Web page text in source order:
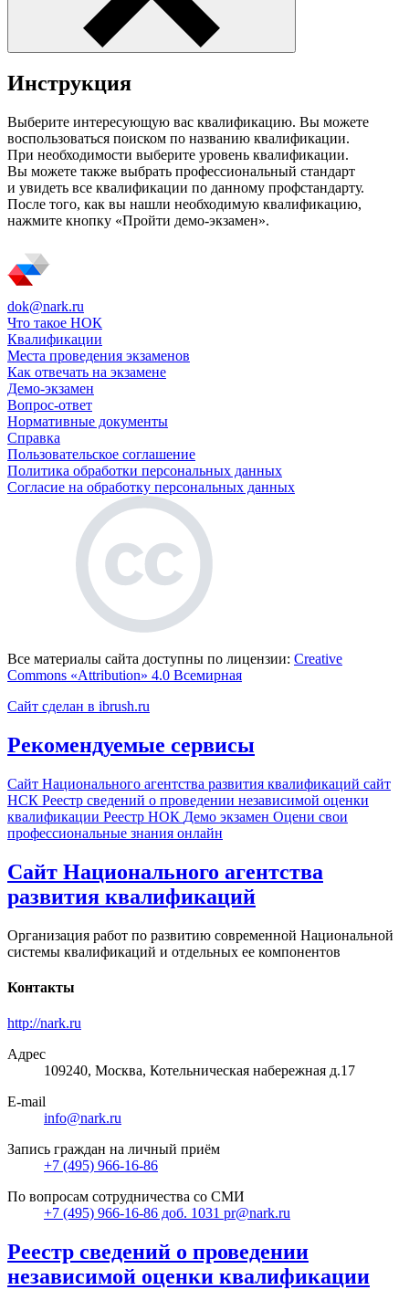
Инструкция
Выберите интересующую вас квалификацию. Вы можете
воспользоваться поиском по названию квалификации.
При необходимости выберите уровень квалификации.
Вы можете также выбрать профессиональный стандарт
и увидеть все квалификации по данному профстандарту.
После того, как вы нашли необходимую квалификацию,
нажмите кнопку «Пройти демо-экзамен».
dok@nark.ru
Что такое НОК
Квалификации
Места проведения экзаменов
Как отвечать на экзамене
Демо-экзамен
Вопрос-ответ
Нормативные документы
Справка
Пользовательское соглашение
Политика обработки персональных данных
Согласие на обработку персональных данных
Все материалы сайта доступны по лицензии: Creative
Commons «Attribution» 4.0 Всемирная
Сайт сделан в ibrush.ru
Рекомендуемые сервисы
Сайт Национального агентства развития квалификаций сайт
НСК Реестр сведений о проведении независимой оценки
квалификации Реестр НОК Демо экзамен Оцени свои
профессиональные знания онлайн
Сайт Национального агентства
развития квалификаций
Организация работ по развитию современной Национальной
системы квалификаций и отдельных ее компонентов
Контакты
http://nark.ru
Адрес
109240, Москва, Котельническая набережная д.17
E-mail
info@nark.ru
Запись граждан на личный приём
+7 (495) 966-16-86
По вопросам сотрудничества со СМИ
+7 (495) 966-16-86 доб. 1031 pr@nark.ru
Реестр сведений о проведении
независимой оценки квалификации